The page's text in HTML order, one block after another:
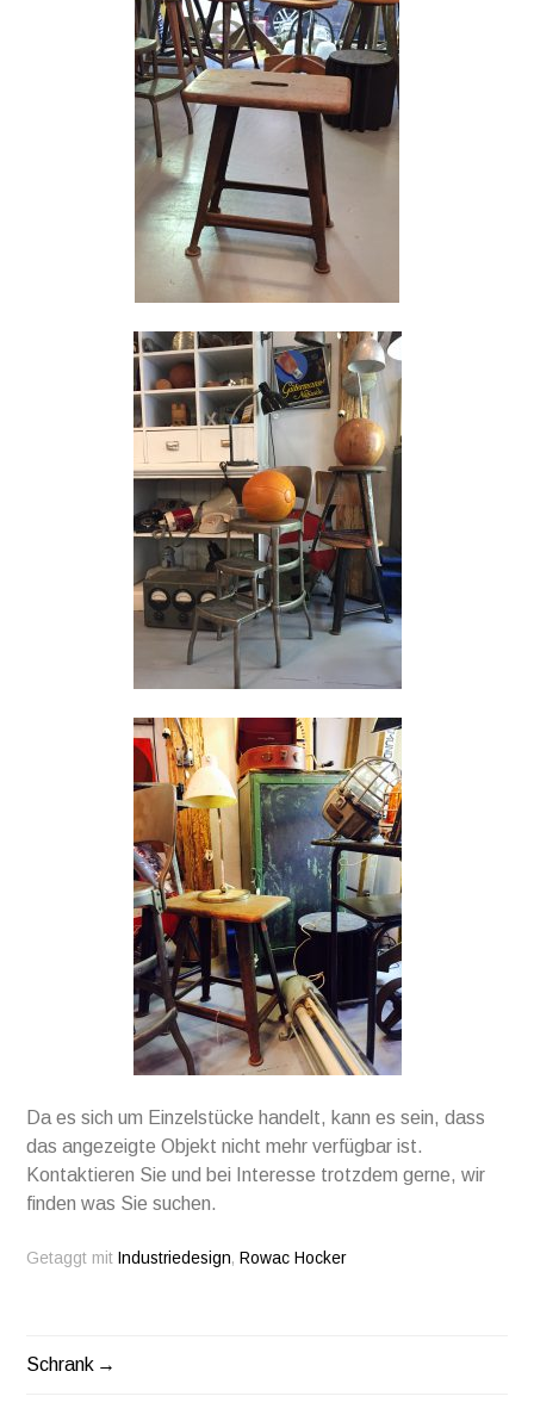
Da es sich um Einzelstücke handelt, kann es sein, dass
das angezeigte Objekt nicht mehr verfügbar ist.
Kontaktieren Sie und bei Interesse trotzdem gerne, wir
finden was Sie suchen.
Getaggt mit Industriedesign, Rowac Hocker
BEITRAGS-
Schrank